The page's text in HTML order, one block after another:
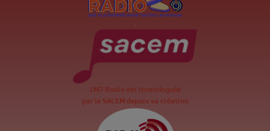
.
LM7 Radio est Homologuée
par la SACEM depuis sa création